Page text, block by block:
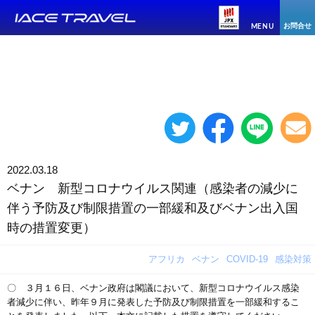
MENU お問合せ
2022.03.18
ベナン 新型コロナウイルス関連（感染者の減少に
伴う予防及び制限措置の一部緩和及びベナン出入国
時の措置変更）
アフリカ ベナン COVID-19 感染対策
〇 ３月１６日、ベナン政府は閣議において、新型コロナウイルス感染
者減少に伴い、昨年９月に発表した予防及び制限措置を一部緩和するこ